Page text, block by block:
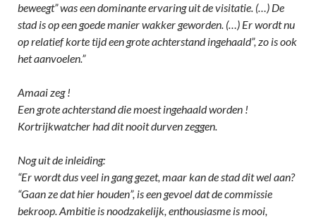
beweegt” was een dominante ervaring uit de visitatie. (…) De
stad is op een goede manier wakker geworden. (…) Er wordt nu
op relatief korte tijd een grote achterstand ingehaald”, zo is ook
het aanvoelen.”
Amaai zeg !
Een grote achterstand die moest ingehaald worden !
Kortrijkwatcher had dit nooit durven zeggen.
Nog uit de inleiding:
“Er wordt dus veel in gang gezet, maar kan de stad dit wel aan?
“Gaan ze dat hier houden”, is een gevoel dat de commissie
bekroop. Ambitie is noodzakelijk, enthousiasme is mooi,